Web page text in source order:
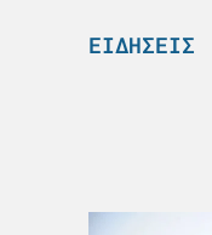
ΕΙΔΉΣΕΙΣ